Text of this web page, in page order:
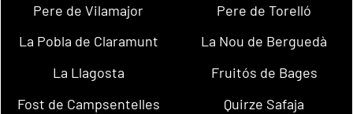
Pere de Vilamajor
Pere de Torelló
La Pobla de Claramunt
La Nou de Berguedà
La Llagosta
Fruitós de Bages
Fost de Campsentelles
Quirze Safaja